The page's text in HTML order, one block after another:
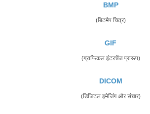
BMP
(बिटमैप चित्र)
GIF
(ग्राफिकल इंटरचेंज प्रारूप)
DICOM
(डिजिटल इमेजिंग और संचार)